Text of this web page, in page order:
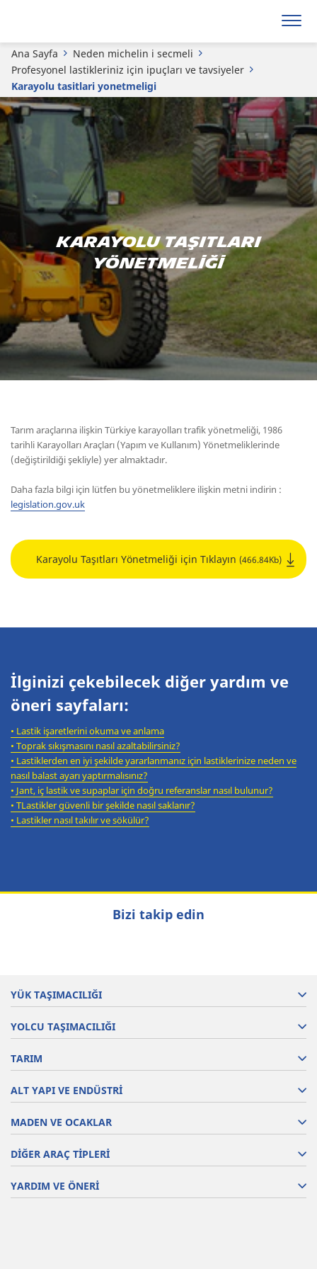
Ana Sayfa
Neden michelin i secmeli
Profesyonel lastikleriniz için ipuçları ve tavsiyeler
Karayolu tasitlari yonetmeligi
KARAYOLU TAŞITLARI
YÖNETMELİĞİ
Tarım araçlarına ilişkin Türkiye karayolları trafik yönetmeliği, 1986
tarihli Karayolları Araçları (Yapım ve Kullanım) Yönetmeliklerinde
(değiştirildiği şekliyle) yer almaktadır.
Daha fazla bilgi için lütfen bu yönetmeliklere ilişkin metni indirin :
legislation.gov.uk
Karayolu Taşıtları Yönetmeliği için Tıklayın (466.84Kb)
İlginizi çekebilecek diğer yardım ve
öneri sayfaları:
• Lastik işaretlerini okuma ve anlama
• Toprak sıkışmasını nasıl azaltabilirsiniz?
• Lastiklerden en iyi şekilde yararlanmanız için lastiklerinize neden ve
nasıl balast ayarı yaptırmalısınız?
• Jant, iç lastik ve supaplar için doğru referanslar nasıl bulunur?
• TLastikler güvenli bir şekilde nasıl saklanır?
• Lastikler nasıl takılır ve sökülür?
Bizi takip edin
YÜK TAŞIMACILIĞI
YOLCU TAŞIMACILIĞI
TARIM
ALT YAPI VE ENDÜSTRİ
MADEN VE OCAKLAR
DİĞER ARAÇ TİPLERİ
YARDIM VE ÖNERİ